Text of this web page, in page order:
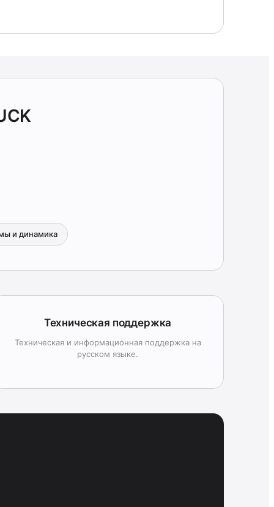
и динамика
Техническая поддержка
Техническая и информационная поддержка на
русском языке.